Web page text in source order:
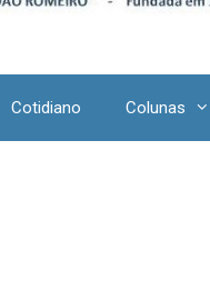
Cotidiano Colunas